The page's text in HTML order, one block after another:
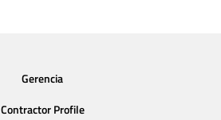
Gerencia
Contractor Profile